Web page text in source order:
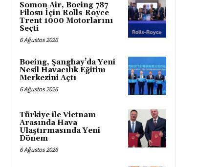
Somon Air, Boeing 787
Filosu İçin Rolls-Royce
Trent 1000 Motorlarını
Seçti
6 Ağustos 2026
Boeing, Şanghay’da Yeni
Nesil Havacılık Eğitim
Merkezini Açtı
6 Ağustos 2026
Türkiye ile Vietnam
Arasında Hava
Ulaştırmasında Yeni
Dönem
6 Ağustos 2026